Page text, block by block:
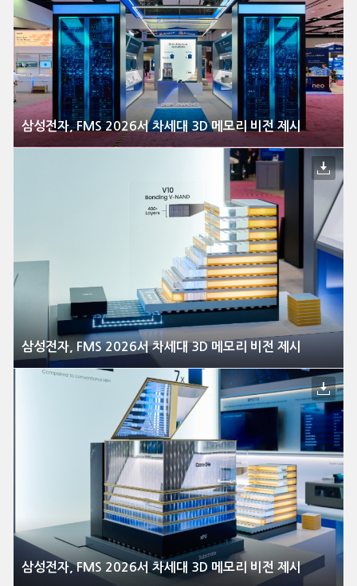
삼성전자, FMS 2026서 차세대 3D 메모리 비전 제시
삼성전자, FMS 2026서 차세대 3D 메모리 비전 제시
삼성전자, FMS 2026서 차세대 3D 메모리 비전 제시